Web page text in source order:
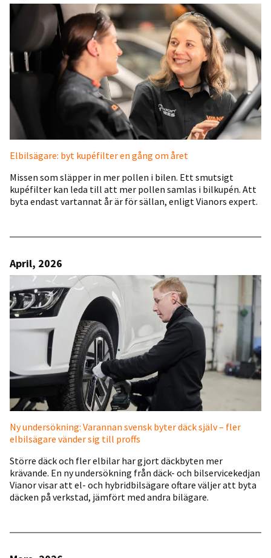
Elbilsägare: byt kupéfilter en gång om året
Missen som släpper in mer pollen i bilen. Ett smutsigt
kupéfilter kan leda till att mer pollen samlas i bilkupén. Att
byta endast vartannat år är för sällan, enligt Vianors expert.
April, 2026
Ny undersökning: Varannan svensk byter däck själv – fler
elbilsägare vänder sig till proffs
Större däck och fler elbilar har gjort däckbyten mer
krävande. En ny undersökning från däck- och bilservicekedjan
Vianor visar att el- och hybridbilsägare oftare väljer att byta
däcken på verkstad, jämfört med andra bilägare.